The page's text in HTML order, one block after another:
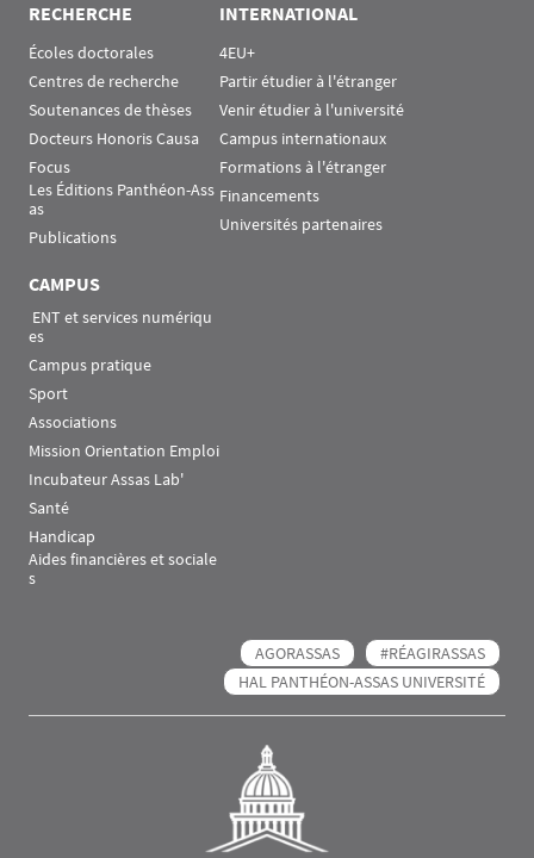
RECHERCHE
Écoles doctorales
Centres de recherche
Soutenances de thèses
Docteurs Honoris Causa
Focus
Les Éditions Panthéon-Ass
as
Publications
INTERNATIONAL
4EU+
Partir étudier à l'étranger
Venir étudier à l'université
Campus internationaux
Formations à l'étranger
Financements
Universités partenaires
CAMPUS
es
Campus pratique
Sport
Associations
Mission Orientation Emploi
Incubateur Assas Lab'
Santé
Handicap
Aides financières et sociale
s
AGORASSAS
#RÉAGIRASSAS
HAL PANTHÉON-ASSAS UNIVERSITÉ